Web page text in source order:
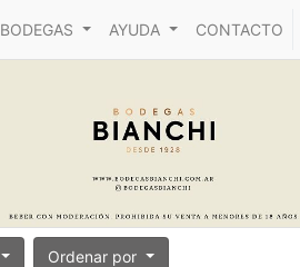
BODEGAS AYUDA CONTACTO
Ordenar por